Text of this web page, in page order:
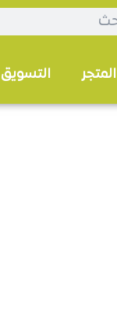
المتجر التسويق